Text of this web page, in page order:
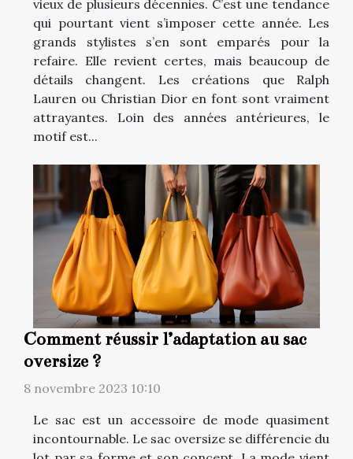
vieux de plusieurs décennies. C’est une tendance
qui pourtant vient s’imposer cette année. Les
grands stylistes s’en sont emparés pour la
refaire. Elle revient certes, mais beaucoup de
détails changent. Les créations que Ralph
Lauren ou Christian Dior en font sont vraiment
attrayantes. Loin des années antérieures, le
motif est...
Comment réussir l’adaptation au sac
oversize ?
8 novembre 2023 10:10
Le sac est un accessoire de mode quasiment
incontournable. Le sac oversize se différencie du